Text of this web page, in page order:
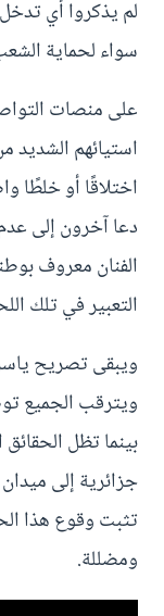
لم يذكروا أي
سواء لحماية
على منصات
استيائهم
اختلاقًا أو خلطًا
دعا آخرون إلى
الفنان معروف
التعبير في تلك
ويبقى تصريح
ويترقب الجميع
بينما تظل
جزائرية إلى
تثبت وقوع هذا
ومضللة.